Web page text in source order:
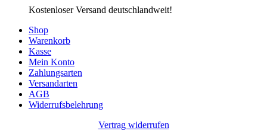
Kostenloser Versand deutschlandweit!
Shop
Warenkorb
Kasse
Mein Konto
Zahlungsarten
Versandarten
AGB
Widerrufsbelehrung
Vertrag widerrufen